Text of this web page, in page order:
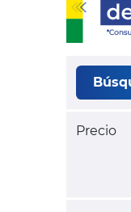
Precio